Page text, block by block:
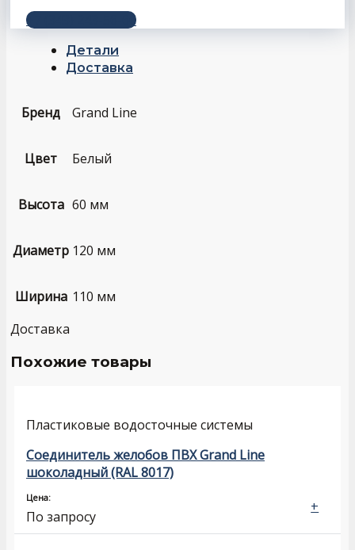
+7 (343) 243-56-66
Детали
Доставка
Бренд Grand Line
Цвет Белый
Высота 60 мм
Диаметр 120 мм
Ширина 110 мм
Доставка
Похожие товары
Пластиковые водосточные системы
Соединитель желобов ПВХ Grand Line
шоколадный (RAL 8017)
Цена:
По запросу
+